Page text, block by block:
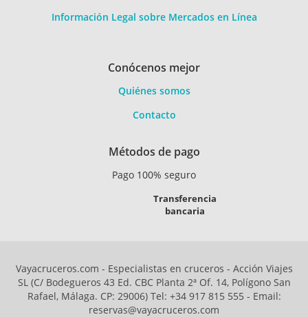
Información Legal sobre Mercados en Línea
Conócenos mejor
Quiénes somos
Contacto
Métodos de pago
Pago 100% seguro
Transferencia
bancaria
Vayacruceros.com - Especialistas en cruceros - Acción Viajes
SL (C/ Bodegueros 43 Ed. CBC Planta 2ª Of. 14, Polígono San
Rafael, Málaga. CP: 29006) Tel: +34 917 815 555 - Email:
reservas@vayacruceros.com